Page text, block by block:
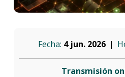
Fecha: 4 jun. 2026
Transmisión